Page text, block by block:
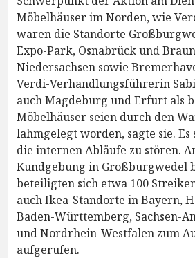
Möbelhäuser im Norden, wie
waren die Standorte
Expo-Park, Osnabrück und
Niedersachsen sowie
Verdi-Verhandlungsführerin
auch Magdeburg und Erfurt als
Möbelhäuser seien durch den
lahmgelegt worden, sagte sie.
die internen Abläufe zu stören.
Kundgebung in Großburgwedel
beteiligten sich etwa 100
auch Ikea-Standorte in Bayern,
Baden-Württemberg, Sachsen-
und Nordrhein-Westfalen zum
aufgerufen.